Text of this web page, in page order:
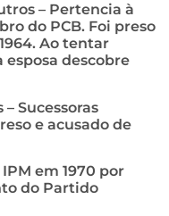
– Pertencia à
do PCB. Foi preso
Ao tentar
esposa descobre
Sucessoras
e acusado de
em 1970 por
do Partido